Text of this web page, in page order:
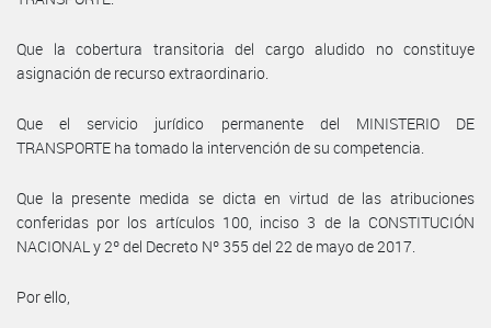
Que la cobertura transitoria del cargo aludido no constituye
asignación de recurso extraordinario.
Que el servicio jurídico permanente del MINISTERIO DE
TRANSPORTE ha tomado la intervención de su competencia.
Que la presente medida se dicta en virtud de las atribuciones
conferidas por los artículos 100, inciso 3 de la CONSTITUCIÓN
NACIONAL y 2º del Decreto Nº 355 del 22 de mayo de 2017.
Por ello,